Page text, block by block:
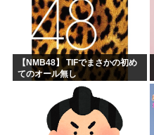
【NMB48】 TIFでまさかの初め
てのオール無し